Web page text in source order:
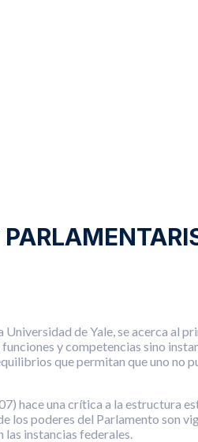
de Yale, se acerca al
y competencias sino
que permitan que uno no
hace una crítica a la estructura
los poderes del Parlamento son
instancias federales.